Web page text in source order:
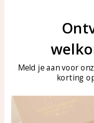
Sieraden onderhouden
BlogMeld je aan voor
korting